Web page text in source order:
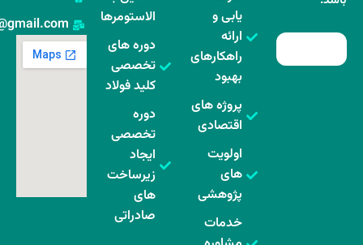
ارائه
راهکارهای
الاستومرها
دوره های
تخصصی
کلید فولاد
دوره
تخصصی
ایجاد
زیرساخت
های
صادراتی